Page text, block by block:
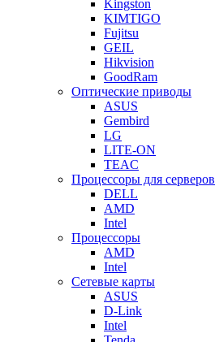
Kingston
KIMTIGO
Fujitsu
GEIL
Hikvision
GoodRam
Оптические приводы
ASUS
Gembird
LG
LITE-ON
TEAC
Процессоры для серверов
DELL
AMD
Intel
Процессоры
AMD
Intel
Сетевые карты
ASUS
D-Link
Intel